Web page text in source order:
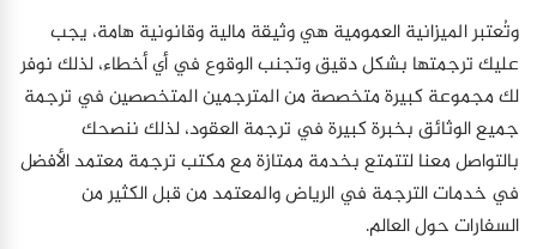
وتُعتبر الميزانية العمومية هي وثيقة مالية وقانونية هامة، يجب
عليك ترجمتها بشكل دقيق وتجنب الوقوع في أي أخطاء، لذلك نوفر
لك مجموعة كبيرة متخصصة من المترجمين المتخصصين في ترجمة
جميع الوثائق بخبرة كبيرة في ترجمة العقود، لذلك ننصحك
بالتواصل معنا لتتمتع بخدمة ممتازة مع مكتب ترجمة معتمد الأفضل
في خدمات الترجمة في الرياض والمعتمد من قبل الكثير من
السفارات حول العالم.